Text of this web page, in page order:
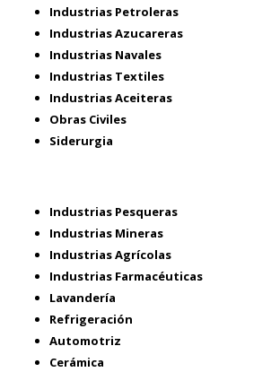
Industrias Petroleras
Industrias Azucareras
Industrias Navales
Industrias Textiles
Industrias Aceiteras
Obras Civiles
Siderurgia
Industrias Pesqueras
Industrias Mineras
Industrias Agrícolas
Industrias Farmacéuticas
Lavandería
Refrigeración
Automotriz
Cerámica